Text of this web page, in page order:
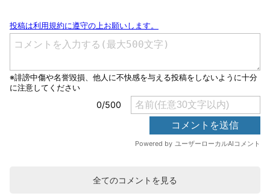
全てのコメントを見る